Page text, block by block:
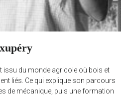
issu du monde agricole où bois et
liés. Ce qui explique son parcours
de mécanique, puis une formation